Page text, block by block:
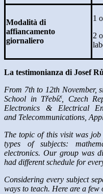
Modalità di
affiancamento
giornaliero
1
2
La testimonianza di Josef
From 7th to 12th November,
School in Třebíč, Czech
Electronics & Electrical
and Telecommunications,
The topic of this visit was
types of subjects:
electronics. Our group was
had different schedule for
Considering every subject
ways to teach. Here are a few